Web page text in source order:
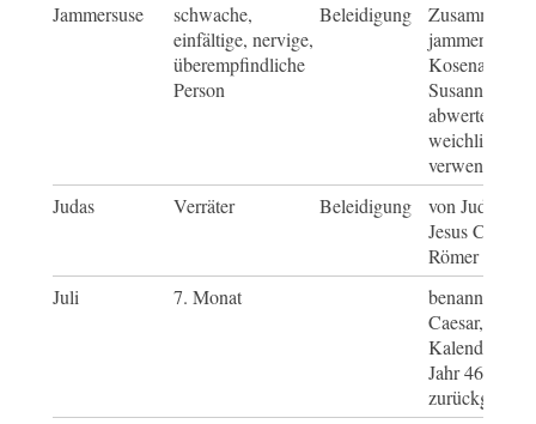
Jammersuse
schwache,
einfältige, nervige,
überempfindliche
Person
Beleidigung
jammern und
Kosenamen
Susanne, der
abwertend
weichliche
verwendet
Judas
Verräter Beleidigung
von Judas
Jesus
Römer verriet
Juli
7. Monat
benannt nach
Caesar, auf
Jahr 46 vor
zurückgeht